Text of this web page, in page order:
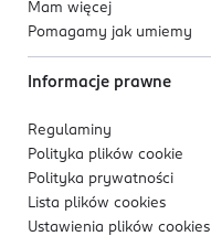
Mam więcej
Pomagamy jak umiemy
Informacje prawne
Regulaminy
Polityka plików cookie
Polityka prywatności
Lista plików cookies
Ustawienia plików cookies